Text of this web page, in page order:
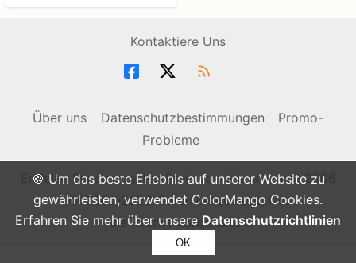
🍪 Um das beste Erlebnis auf unserer Website zu
gewährleisten, verwendet ColorMango Cookies.
Erfahren Sie mehr über unsere Datenschutzrichtlinien
OK
Kontaktiere Uns
Über uns Datenschutzbestimmungen
Promo-
Probleme
Erzielen Sie den besten Preis von überall - seit 2006
© 2006-2026 ColorMango.com, Inc.
Alle Rechte vorbehalten.